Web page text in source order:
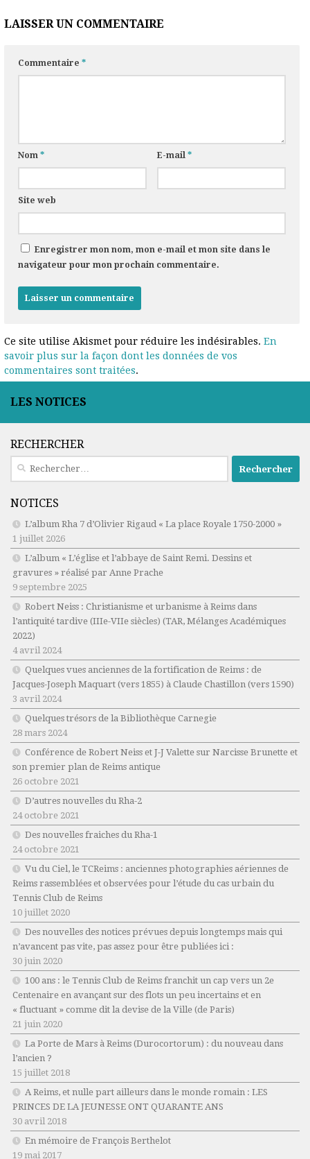
LAISSER UN COMMENTAIRE
Commentaire*
Nom* E-mail*
Site web
Enregistrer mon nom, mon e-mail et mon site dans le
navigateur pour mon prochain commentaire.
Ce site utilise Akismet pour réduire les indésirables.En
savoir plus sur la façon dont les données de vos
commentaires sont traitées.
LES NOTICES
RECHERCHER
Rechercher :
NOTICES
L’album Rha 7 d’Olivier Rigaud « La place Royale 1750-2000 »
1 juillet 2026
L’album « L’église et l’abbaye de Saint Remi. Dessins et
gravures » réalisé par Anne Prache
9 septembre 2025
Robert Neiss : Christianisme et urbanisme à Reims dans
l’antiquité tardive (IIIe-VIIe siècles) (TAR, Mélanges Académiques
2022)
4 avril 2024
Quelques vues anciennes de la fortification de Reims : de
Jacques-Joseph Maquart (vers 1855) à Claude Chastillon (vers 1590)
3 avril 2024
Quelques trésors de la Bibliothèque Carnegie
28 mars 2024
Conférence de Robert Neiss et J-J Valette sur Narcisse Brunette et
son premier plan de Reims antique
26 octobre 2021
D’autres nouvelles du Rha-2
24 octobre 2021
Des nouvelles fraiches du Rha-1
24 octobre 2021
Vu du Ciel, le TCReims : anciennes photographies aériennes de
Reims rassemblées et observées pour l’étude du cas urbain du
Tennis Club de Reims
10 juillet 2020
Des nouvelles des notices prévues depuis longtemps mais qui
n’avancent pas vite, pas assez pour être publiées ici :
30 juin 2020
100 ans : le Tennis Club de Reims franchit un cap vers un 2e
Centenaire en avançant sur des flots un peu incertains et en
« fluctuant » comme dit la devise de la Ville (de Paris)
21 juin 2020
La Porte de Mars à Reims (Durocortorum) : du nouveau dans
l’ancien ?
15 juillet 2018
A Reims, et nulle part ailleurs dans le monde romain : LES
PRINCES DE LA JEUNESSE ONT QUARANTE ANS
30 avril 2018
En mémoire de François Berthelot
19 mai 2017